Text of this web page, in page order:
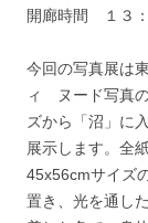
開廊時間 １３
今回の写真展は
ィ ヌード写真
ズから「沼」に
展示します。全
45x56cmサイズ
置き、光を通し